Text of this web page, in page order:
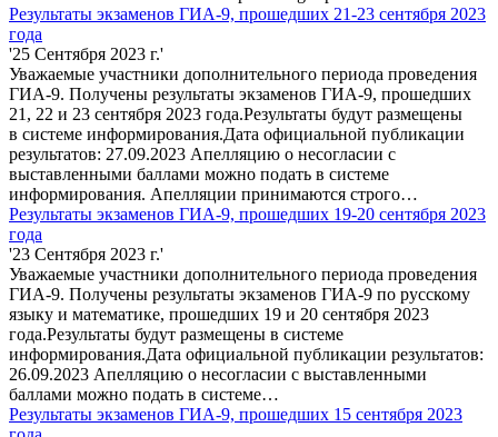
Результаты экзаменов ГИА-9, прошедших 21-23 сентября 2023
года
'25 Сентября 2023 г.'
Уважаемые участники дополнительного периода проведения
ГИА-9. Получены результаты экзаменов ГИА-9, прошедших
21, 22 и 23 сентября 2023 года.Результаты будут размещены
в системе информирования.Дата официальной публикации
результатов: 27.09.2023 Апелляцию о несогласии с
выставленными баллами можно подать в системе
информирования. Апелляции принимаются строго…
Результаты экзаменов ГИА-9, прошедших 19-20 сентября 2023
года
'23 Сентября 2023 г.'
Уважаемые участники дополнительного периода проведения
ГИА-9. Получены результаты экзаменов ГИА-9 по русскому
языку и математике, прошедших 19 и 20 сентября 2023
года.Результаты будут размещены в системе
информирования.Дата официальной публикации результатов:
26.09.2023 Апелляцию о несогласии с выставленными
баллами можно подать в системе…
Результаты экзаменов ГИА-9, прошедших 15 сентября 2023